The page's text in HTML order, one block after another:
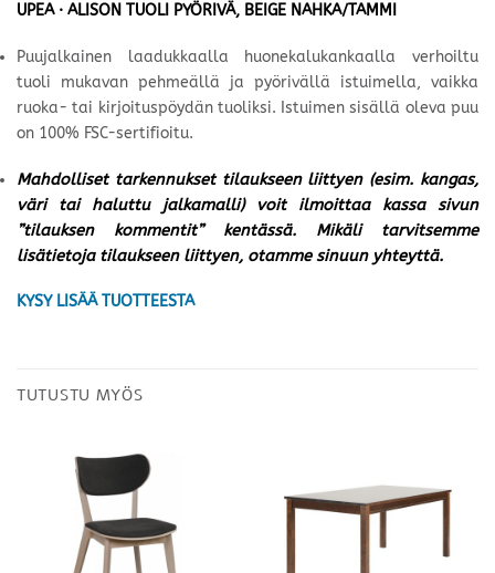
UPEA · ALISON TUOLI PYÖRIVÄ, BEIGE NAHKA/TAMMI
Puujalkainen laadukkaalla huonekalukankaalla verhoiltu
tuoli mukavan pehmeällä ja pyörivällä istuimella, vaikka
ruoka- tai kirjoituspöydän tuoliksi. Istuimen sisällä oleva puu
on 100% FSC-sertifioitu.
Mahdolliset tarkennukset tilaukseen liittyen (esim. kangas,
väri tai haluttu jalkamalli) voit ilmoittaa kassa sivun
”tilauksen kommentit” kentässä. Mikäli tarvitsemme
lisätietoja tilaukseen liittyen, otamme sinuun yhteyttä.
KYSY LISÄÄ TUOTTEESTA
TUTUSTU MYÖS